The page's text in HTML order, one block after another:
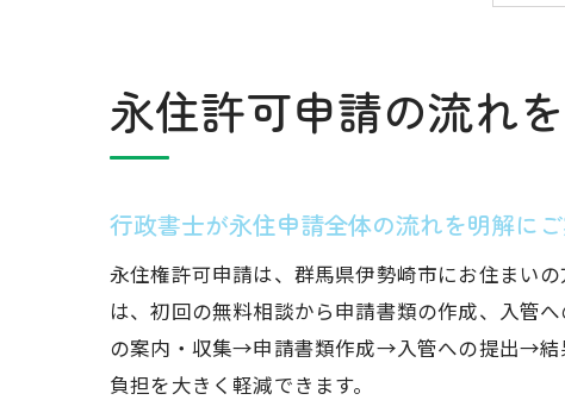
永住許可申請の流れ
行政書士が永住申請全体の流れを明解に
永住権許可申請は、群馬県伊勢崎市にお住まい
は、初回の無料相談から申請書類の作成、入管
の案内・収集→申請書類作成→入管への提出→結
負担を大きく軽減できます。